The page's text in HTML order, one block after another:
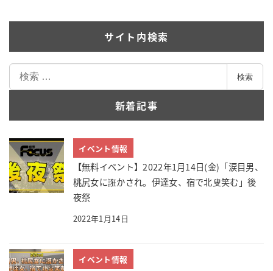
サイト内検索
検
検索
新着記事
イベント情報
【無料イベント】2022年1月14日(金)「涙目男、
桃尻女に誑かされ。伊達女、宿で北叟笑む」後
夜祭
2022年1月14日
イベント情報